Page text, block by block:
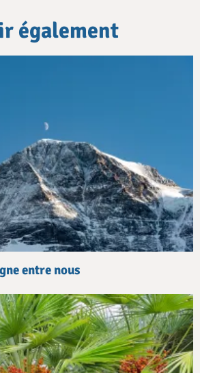
également
entre nous